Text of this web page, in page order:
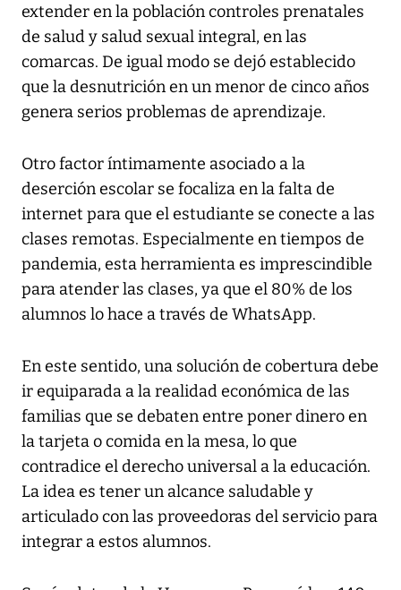
extender en la población controles prenatales
de salud y salud sexual integral, en las
comarcas. De igual modo se dejó establecido
que la desnutrición en un menor de cinco años
genera serios problemas de aprendizaje.
Otro factor íntimamente asociado a la
deserción escolar se focaliza en la falta de
internet para que el estudiante se conecte a las
clases remotas. Especialmente en tiempos de
pandemia, esta herramienta es imprescindible
para atender las clases, ya que el 80% de los
alumnos lo hace a través de WhatsApp.
En este sentido, una solución de cobertura debe
ir equiparada a la realidad económica de las
familias que se debaten entre poner dinero en
la tarjeta o comida en la mesa, lo que
contradice el derecho universal a la educación.
La idea es tener un alcance saludable y
articulado con las proveedoras del servicio para
integrar a estos alumnos.